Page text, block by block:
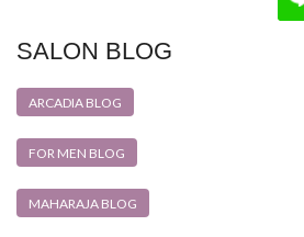
SALON BLOG
ARCADIA BLOG
FOR MEN BLOG
MAHARAJA BLOG